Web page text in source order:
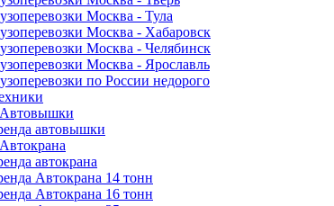
Москва - Тула
Москва - Хабаровск
Москва - Челябинск
Москва - Ярославль
по России недорого
автовышки
автокрана
Автокрана 14 тонн
Автокрана 16 тонн